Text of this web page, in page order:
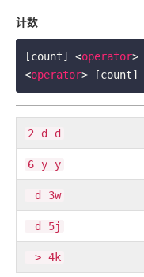
计数
[count] <operator>
<operator> [count]
2 d d
6 y y
d 3w
d 5j
> 4k